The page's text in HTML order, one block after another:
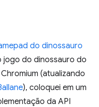
do dinossauro
jogo do dinossauro do
(atualizando
), coloquei em um
da API